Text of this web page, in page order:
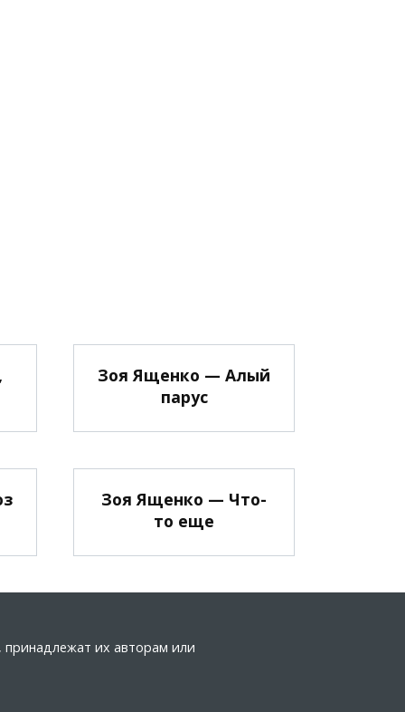
Зоя Ященко — Алый
парус
Зоя Ященко — Что-
то еще
принадлежат их авторам или